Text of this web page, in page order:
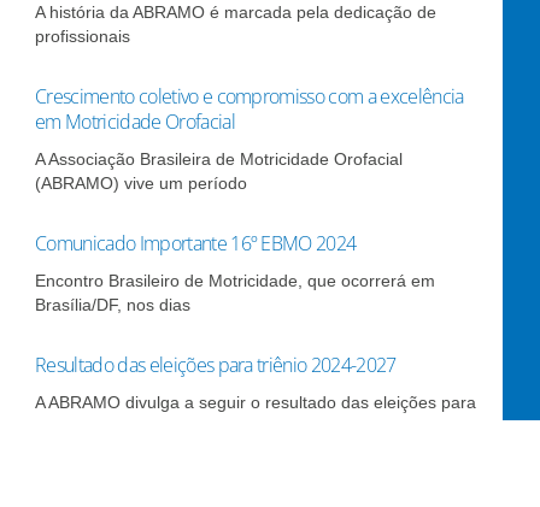
A história da ABRAMO é marcada pela dedicação de
profissionais
Crescimento coletivo e compromisso com a excelência
em Motricidade Orofacial
A Associação Brasileira de Motricidade Orofacial
(ABRAMO) vive um período
Comunicado Importante 16º EBMO 2024
Encontro Brasileiro de Motricidade, que ocorrerá em
Brasília/DF, nos dias
Resultado das eleições para triênio 2024-2027
A ABRAMO divulga a seguir o resultado das eleições para